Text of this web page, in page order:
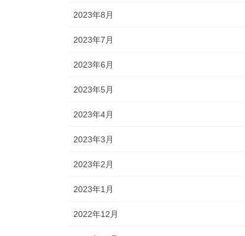
2023年8月
2023年7月
2023年6月
2023年5月
2023年4月
2023年3月
2023年2月
2023年1月
2022年12月